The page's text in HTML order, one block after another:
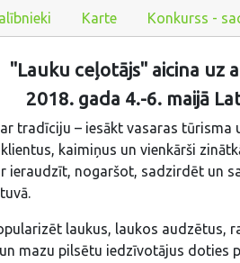
Karte Konkurss -
"Lauku ceļotājs" aicina uz
2018. gada 4.-6. maijā
tradīciju – iesākt vasaras
kaimiņus un vienkārši
ieraudzīt, nogaršot, sadzirdēt un
laukus, laukos audzētus,
mazu pilsētu iedzīvotājus